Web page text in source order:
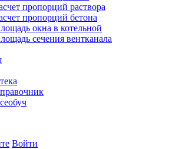
пропорций раствора
пропорций бетона
окна в котельной
сечения вентканала
Войти